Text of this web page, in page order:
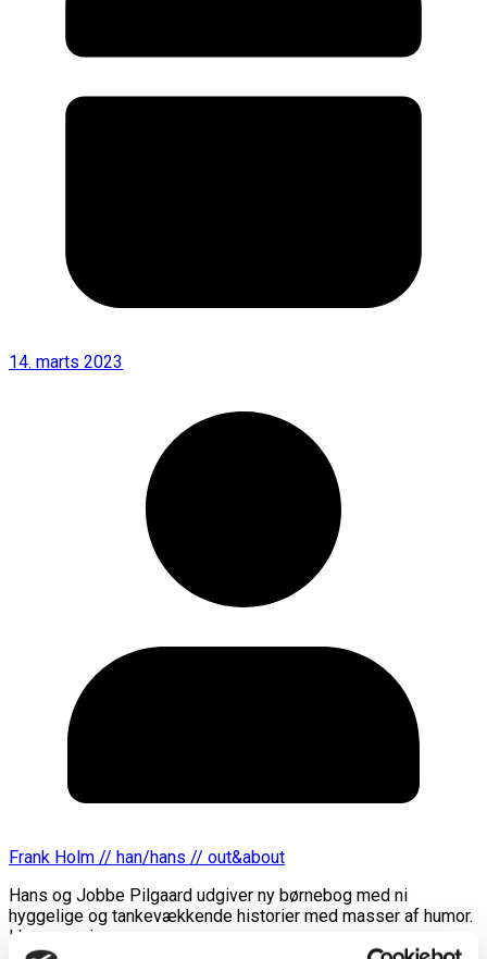
14. marts 2023
Frank Holm // han/hans // out&about
Hans og Jobbe Pilgaard udgiver ny børnebog med ni
hyggelige og tankevækkende historier med masser af humor.
I bogens ni